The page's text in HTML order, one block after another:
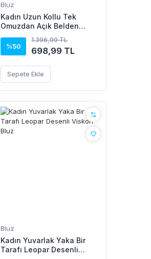
Bluz
Kadın Uzun Kollu Tek
Omuzdan Açık Belden
Bluz
%50
1.396,99 TL
698,99 TL
Sepete Ekle
Bluz
Kadın Yuvarlak Yaka Bir
Tarafı Leopar Desenli